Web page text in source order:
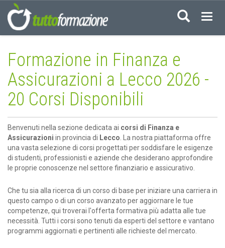
Formazione in Finanza e
Assicurazioni a Lecco 2026 -
20 Corsi Disponibili
Benvenuti nella sezione dedicata ai corsi di Finanza e
Assicurazioni in provincia di Lecco . La nostra piattaforma offre
una vasta selezione di corsi progettati per soddisfare le esigenze
di studenti, professionisti e aziende che desiderano approfondire
le proprie conoscenze nel settore finanziario e assicurativo.
Che tu sia alla ricerca di un corso di base per iniziare una carriera in
questo campo o di un corso avanzato per aggiornare le tue
competenze, qui troverai l'offerta formativa più adatta alle tue
necessità. Tutti i corsi sono tenuti da esperti del settore e vantano
programmi aggiornati e pertinenti alle richieste del mercato.